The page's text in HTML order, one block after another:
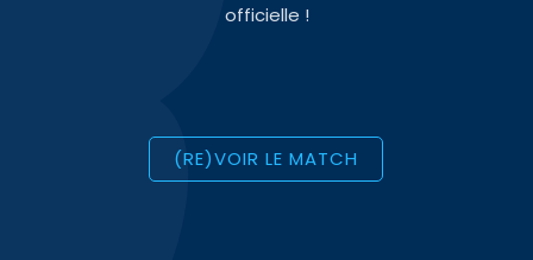
officielle !
(RE)VOIR LE MATCH